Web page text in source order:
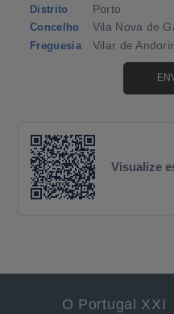
Distrito Porto
Concelho Vila Nova de
Freguesia Vilar de
Visualize
O Portugal XXI